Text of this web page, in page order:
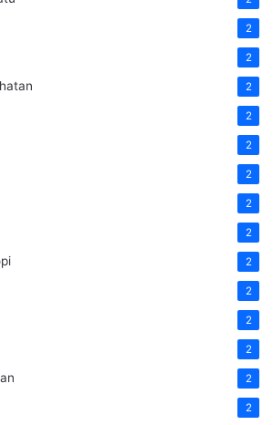
2
2
2
2
2
2
2
2
2
2
2
2
2
2